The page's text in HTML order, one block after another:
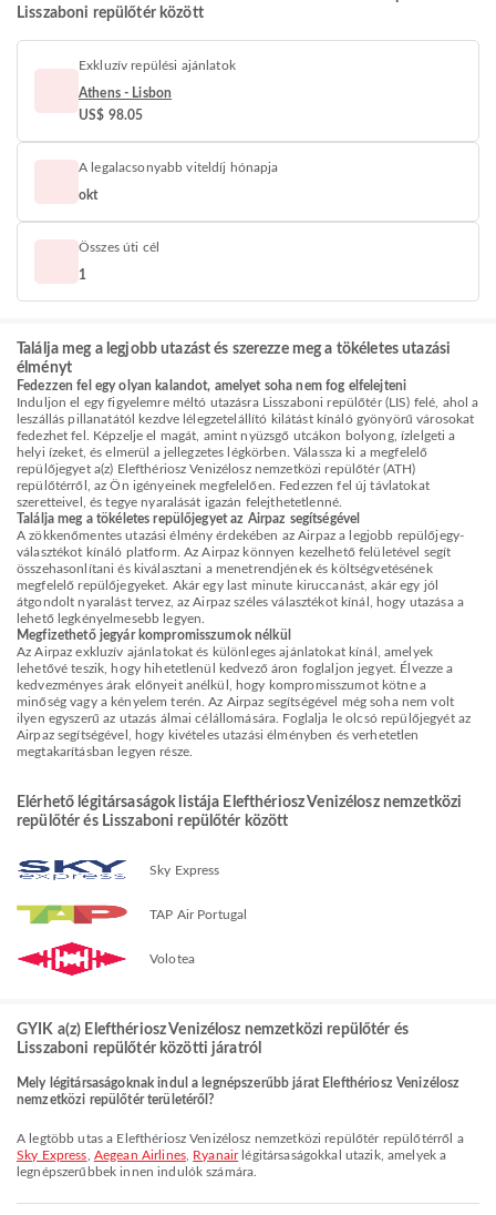
Lisszaboni repülőtér között
Exkluzív repülési ajánlatok
Athens - Lisbon
US$ 98.05
A legalacsonyabb viteldíj hónapja
okt
Összes úti cél
1
Találja meg a legjobb utazást és szerezze meg a tökéletes utazási
élményt
Fedezzen fel egy olyan kalandot, amelyet soha nem fog elfelejteni
Induljon el egy figyelemre méltó utazásra Lisszaboni repülőtér (LIS) felé, ahol a
leszállás pillanatától kezdve lélegzetelállító kilátást kínáló gyönyörű városokat
fedezhet fel. Képzelje el magát, amint nyüzsgő utcákon bolyong, ízlelgeti a
helyi ízeket, és elmerül a jellegzetes légkörben. Válassza ki a megfelelő
repülőjegyet a(z) Elefthériosz Venizélosz nemzetközi repülőtér (ATH)
repülőtérről, az Ön igényeinek megfelelően. Fedezzen fel új távlatokat
szeretteivel, és tegye nyaralását igazán felejthetetlenné.
Találja meg a tökéletes repülőjegyet az Airpaz segítségével
A zökkenőmentes utazási élmény érdekében az Airpaz a legjobb repülőjegy-
választékot kínáló platform. Az Airpaz könnyen kezelhető felületével segít
összehasonlítani és kiválasztani a menetrendjének és költségvetésének
megfelelő repülőjegyeket. Akár egy last minute kiruccanást, akár egy jól
átgondolt nyaralást tervez, az Airpaz széles választékot kínál, hogy utazása a
lehető legkényelmesebb legyen.
Megfizethető jegyár kompromisszumok nélkül
Az Airpaz exkluzív ajánlatokat és különleges ajánlatokat kínál, amelyek
lehetővé teszik, hogy hihetetlenül kedvező áron foglaljon jegyet. Élvezze a
kedvezményes árak előnyeit anélkül, hogy kompromisszumot kötne a
minőség vagy a kényelem terén. Az Airpaz segítségével még soha nem volt
ilyen egyszerű az utazás álmai célállomására. Foglalja le olcsó repülőjegyét az
Airpaz segítségével, hogy kivételes utazási élményben és verhetetlen
megtakarításban legyen része.
Elérhető légitársaságok listája Elefthériosz Venizélosz nemzetközi
repülőtér és Lisszaboni repülőtér között
Sky Express
TAP Air Portugal
Volotea
GYIK a(z) Elefthériosz Venizélosz nemzetközi repülőtér és
Lisszaboni repülőtér közötti járatról
Mely légitársaságoknak indul a legnépszerűbb járat Elefthériosz Venizélosz
nemzetközi repülőtér területéről?
A legtöbb utas a Elefthériosz Venizélosz nemzetközi repülőtér repülőtérről a
Sky Express Aegean Airlines, Ryanairlégitársaságokkal utazik, amelyek a
legnépszerűbbek innen indulók számára.